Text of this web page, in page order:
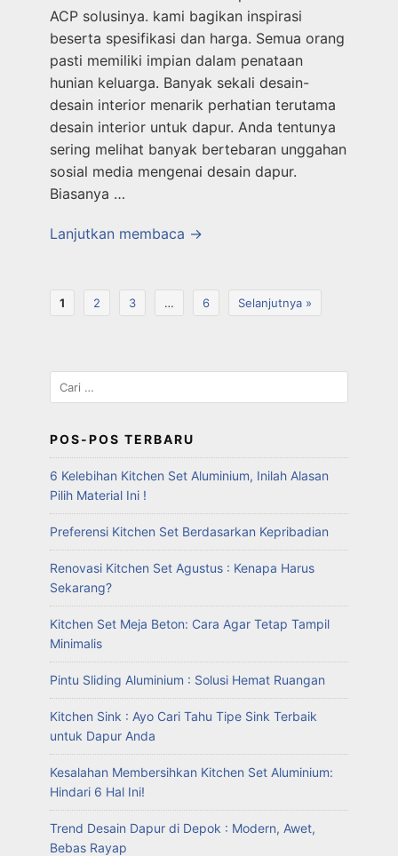
ACP solusinya. kami bagikan inspirasi
beserta spesifikasi dan harga. Semua orang
pasti memiliki impian dalam penataan
hunian keluarga. Banyak sekali desain-
desain interior menarik perhatian terutama
desain interior untuk dapur. Anda tentunya
sering melihat banyak bertebaran unggahan
sosial media mengenai desain dapur.
Biasanya …
Lanjutkan membaca →
1 2 3 … 6 Selanjutnya »
POS-POS TERBARU
6 Kelebihan Kitchen Set Aluminium, Inilah Alasan
Pilih Material Ini !
Preferensi Kitchen Set Berdasarkan Kepribadian
Renovasi Kitchen Set Agustus : Kenapa Harus
Sekarang?
Kitchen Set Meja Beton: Cara Agar Tetap Tampil
Minimalis
Pintu Sliding Aluminium : Solusi Hemat Ruangan
Kitchen Sink : Ayo Cari Tahu Tipe Sink Terbaik
untuk Dapur Anda
Kesalahan Membersihkan Kitchen Set Aluminium:
Hindari 6 Hal Ini!
Trend Desain Dapur di Depok : Modern, Awet,
Bebas Rayap